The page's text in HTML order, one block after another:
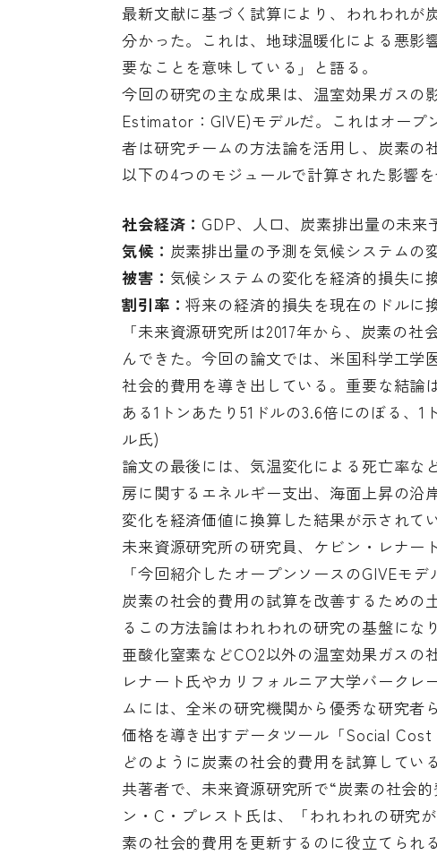
最新文献に基づく試算により、われわれが
分かった。これは、地球温暖化による悪影
要なことを意味している」と語る。
今回の研究の主な成果は、 温室効果ガスの
Estimator：GIVE)モデルだ。これはオープ
者は研究チームの方法論を活用し、炭素の
以下の4つのモジュールで計算された影響
社会経済： GDP、人口、炭素排出量の未来
気候： 炭素排出量の予測を気候システムの
被害： 気候システムの変化を経済的損失に
割引率 ：将来の経済的損失を現在のドルに
「未来資源研究所は2017年から、炭素の
んできた。今回の論文では、米国科学工学
社会的費用を導き出している。重要な結論
ある1トンあたり51ドルの3.6倍にのぼる、
ル氏)
論文の最後には、気温変化による死亡率な
房に関するエネルギー支出、海面上昇の沿
変化を経済価値に換算した結果が示されてい
未来資源研究所の研究員、ケビン・レナー
「今回紹介したオープンソースのGIVEモ
炭素の社会的費用の試算を改善するための
るこの方法論はわれわれの研究の基盤にな
亜酸化窒素などCO2以外の温室効果ガスの
レナート氏やカリフォルニア大学バーク
ムには、全米の研究機関から優秀な研究者
価格を導き出すデータツール 「Social
どのように炭素の社会的費用を試算してい
共著者で、未来資源研究所で“炭素の社会
ン・C・プレスト氏は、「われわれの研究
素の社会的費用を更新するのに役立てられ